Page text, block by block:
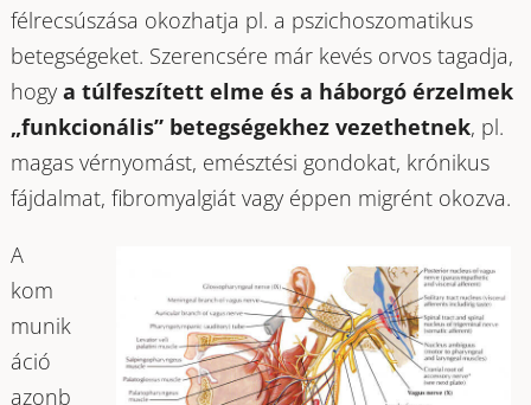
félrecsúszása okozhatja pl. a pszichoszomatikus
betegségeket. Szerencsére már kevés orvos tagadja,
hogy a túlfeszített elme és a háborgó érzelmek
„funkcionális” betegségekhez vezethetnek, pl.
magas vérnyomást, emésztési gondokat, krónikus
fájdalmat, fibromyalgiát vagy éppen migrént okozva.
A
kom
munik
áció
azonb